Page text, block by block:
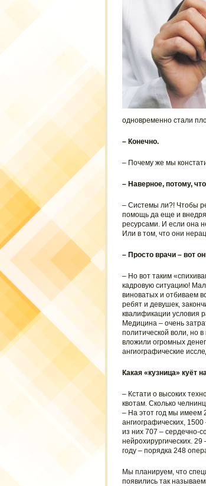
одновременно стали
– Конечно.
– Почему же мы
– Наверное, потому,
– Системы ли?! Чтобы
помощь да еще и
ресурсами. И если она
Или в том, что они
– Просто врачи – вот
– Но вот таким
кадровую ситуацию!
виноватых и отбиваем
ребят и девушек,
квалификации условия
Медицина – очень
политической воли, но
вложили огромных
ангиографические
Какая «кузница» куёт
– Кстати о высоких
квотам. Сколько
– На этот год мы имеем
ангиографических,
из них 707 – сердечно-
нейрохирургических.
году – порядка 248
Мы планируем, что
появились так